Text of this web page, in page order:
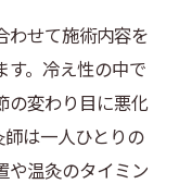
わせて施術内容を
。冷え性の中で
の変わり目に悪化
は一人ひとりの
や温灸のタイミン